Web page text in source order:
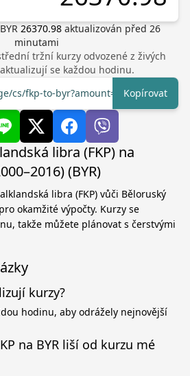
BYR 26370.98 aktualizován před 26
minutami
tržní kurzy odvozené z živých
se každou hodinu.
cs/fkp-to-byr?amount=1
Kopírovat
libra (FKP) na
(BYR)
libra (FKP) vůči Běloruský
okamžité výpočty. Kurzy se
takže můžete plánovat s čerstvými
kurzy?
hodinu, aby odrážely nejnovější
na BYR liší od kurzu mé